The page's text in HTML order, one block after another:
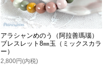
アラシャンめのう（阿拉善瑪瑙）
ブレスレット8㎜玉（ミックスカラ
ー）
2,800円(内税)